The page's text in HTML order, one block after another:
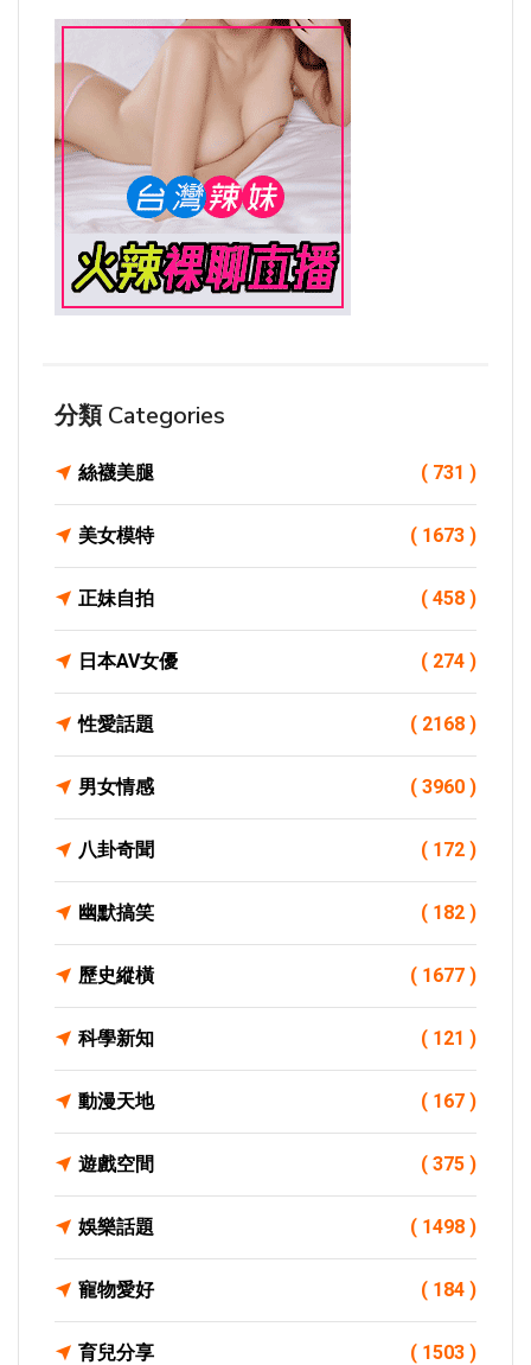
分類 Categories
絲襪美腿 ( 731 )
美女模特 ( 1673 )
正妹自拍 ( 458 )
日本AV女優 ( 274 )
性愛話題 ( 2168 )
男女情感 ( 3960 )
八卦奇聞 ( 172 )
幽默搞笑 ( 182 )
歷史縱橫 ( 1677 )
科學新知 ( 121 )
動漫天地 ( 167 )
遊戲空間 ( 375 )
娛樂話題 ( 1498 )
寵物愛好 ( 184 )
育兒分享 ( 1503 )